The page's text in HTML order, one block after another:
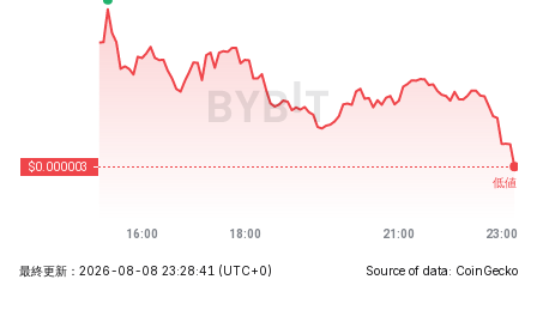
最終更新：2026-08-08 23:28:41 (UTC+0) Source of data: CoinGecko